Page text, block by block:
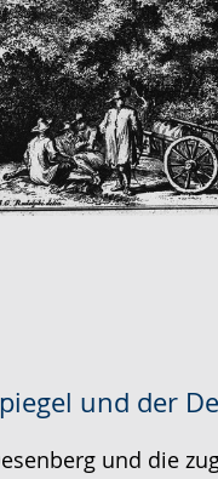
und der
und die